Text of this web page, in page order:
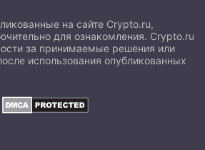
на сайте Crypto.ru,
для ознакомления. Crypto.ru
за принимаемые решения или
использования опубликованных